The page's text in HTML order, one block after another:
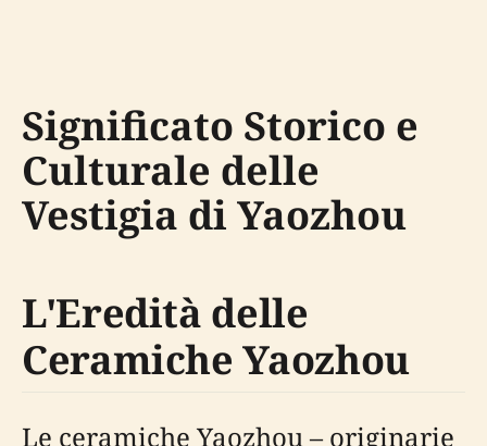
Significato Storico e
Culturale delle
Vestigia di Yaozhou
L'Eredità delle
Ceramiche Yaozhou
Le ceramiche Yaozhou – originarie